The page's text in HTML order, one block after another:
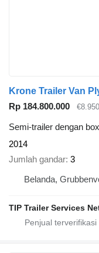
Krone Trailer Van
Rp 184.800.000
€8.950
Semi-trailer dengan
2014
Jumlah gandar 3
Belanda,
TIP Trailer Services